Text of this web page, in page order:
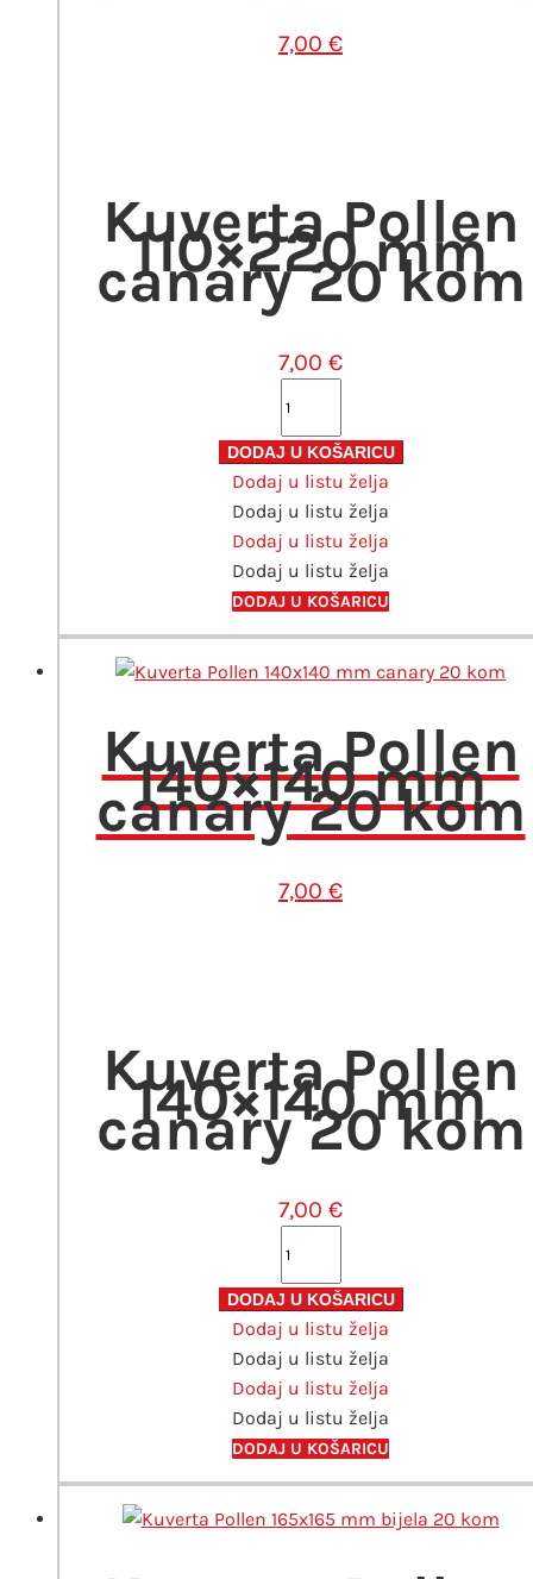
7,00 €
Kuverta Pollen
110×220 mm
canary 20 kom
7,00 €
110x220
mm
canary
20
kom
količina
DODAJ U KOŠARICU
Dodaj u listu želja
Dodaj u listu želja
Dodaj u listu želja
Dodaj u listu želja
DODAJ U KOŠARICU
Kuverta Pollen
140×140 mm
canary 20 kom
7,00 €
Kuverta Pollen
140×140 mm
canary 20 kom
7,00 €
140x140
mm
canary
20
kom
količina
DODAJ U KOŠARICU
Dodaj u listu želja
Dodaj u listu želja
Dodaj u listu želja
Dodaj u listu želja
DODAJ U KOŠARICU